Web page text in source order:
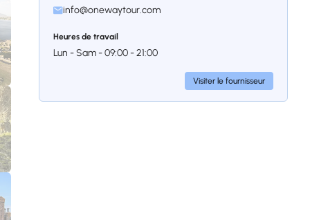
info@onewaytour.com
Heures de travail
Lun - Sam - 09:00 - 21:00
Visiter le fournisseur